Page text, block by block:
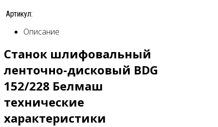
Артикул:
Описание
Станок шлифовальный
ленточно-дисковый BDG
152/228 Белмаш
технические
характеристики